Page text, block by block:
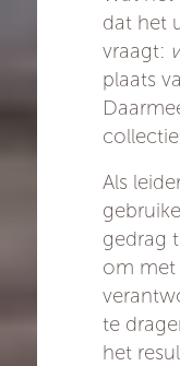
dat het
vraagt:
plaats
Als
gedrag
om met
te
het